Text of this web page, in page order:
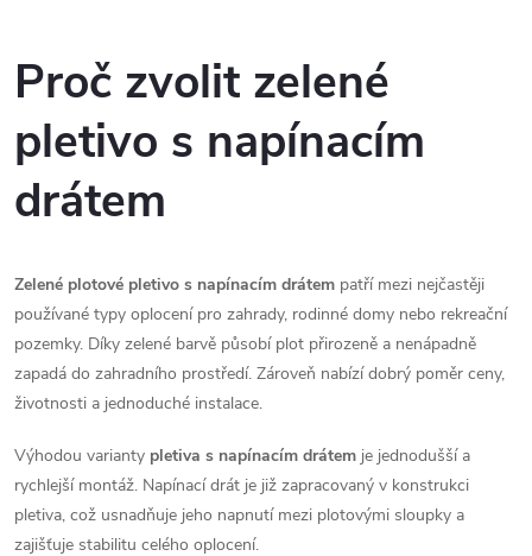
v
l
á
d
a
c
í
p
r
v
Proč zvolit zelené
pletivo s napínacím
drátem
Zelené plotové pletivo s napínacím drátem patří mezi nejčastěji
používané typy oplocení pro zahrady, rodinné domy nebo rekreační
pozemky. Díky zelené barvě působí plot přirozeně a nenápadně
zapadá do zahradního prostředí. Zároveň nabízí dobrý poměr ceny,
životnosti a jednoduché instalace.
Výhodou varianty pletiva s napínacím drátem je jednodušší a
rychlejší montáž. Napínací drát je již zapracovaný v konstrukci
pletiva, což usnadňuje jeho napnutí mezi plotovými sloupky a
zajišťuje stabilitu celého oplocení.